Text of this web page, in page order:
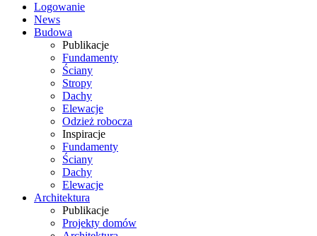
Logowanie
News
Budowa
Publikacje
Fundamenty
Ściany
Stropy
Dachy
Elewacje
Odzież robocza
Inspiracje
Fundamenty
Ściany
Dachy
Elewacje
Architektura
Publikacje
Projekty domów